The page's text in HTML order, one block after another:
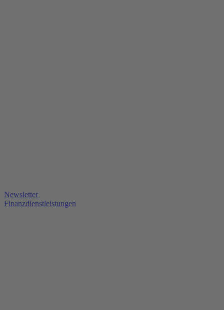
Newsletter
Finanzdienstleistungen